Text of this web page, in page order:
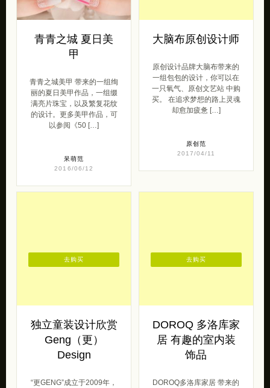
青青之城 夏日美
甲
青青之城美甲 带来的一组绚
丽的夏日美甲作品，一组缀
满亮片珠宝，以及繁复花纹
的设计。更多美甲作品，可
以参阅《50 […]
呆萌范
2016/06/12
大脑布原创设计师
原创设计品牌大脑布带来的
一组包包的设计，你可以在
一只氧气、原创文艺站 中购
买。 在追求梦想的路上灵魂
却愈加疲惫 […]
原创范
2017/04/11
独立童装设计欣赏
Geng（更）
Design
“更GENG”成立于2009年，
去购买
DOROQ 多洛库家
居 有趣的室内装
饰品
DOROQ多洛库家居 带来的
去购买